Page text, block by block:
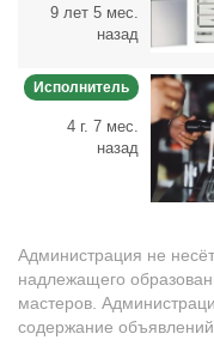
9 лет 5 мес.
назад
Исполнитель
4 г. 7 мес.
назад
Администрация не несёт
надлежащего
мастеров.
содержание